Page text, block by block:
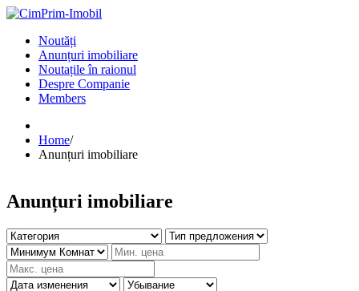
Noutăți
Anunțuri imobiliare
Noutațile în raionul
Despre Companie
Members
Home/
Anunțuri imobiliare
Anunțuri imobiliare